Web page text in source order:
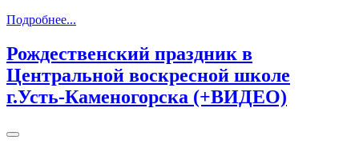
Подробнее...
Рождественский праздник в
Центральной воскресной школе
г.Усть-Каменогорска (+ВИДЕО)